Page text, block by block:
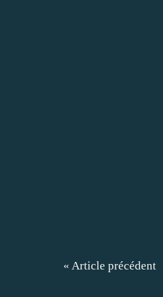
« Article précédent